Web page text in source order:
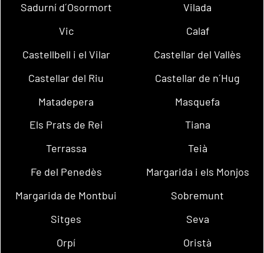
Sadurní d´Osormort
Vilada
Vic
Calaf
Castellbell i el Vilar
Castellar del Vallès
Castellar del Riu
Castellar de n´Hug
Matadepera
Masquefa
Els Prats de Rei
Tiana
Terrassa
Teià
Fe del Penedès
Margarida i els Monjos
Margarida de Montbui
Sobremunt
Sitges
Seva
Orpí
Oristà